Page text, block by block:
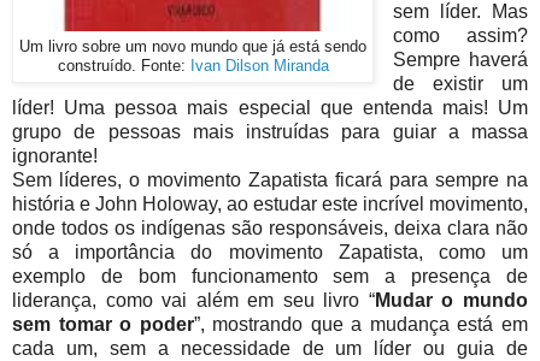
Um livro sobre um novo mundo que já está sendo
construído. Fonte:
Ivan Dilson Miranda
sem líder. Mas
como assim?
Sempre haverá
de existir um
líder! Uma pessoa mais especial que entenda mais! Um
grupo de pessoas mais instruídas para guiar a massa
ignorante!
Sem líderes, o movimento Zapatista ficará para sempre na
história e John Holoway, ao estudar este incrível movimento,
onde todos os indígenas são responsáveis, deixa clara não
só a importância do movimento Zapatista, como um
exemplo de bom funcionamento sem a presença de
liderança, como vai além em seu livro “Mudar o mundo
sem tomar o poder”, mostrando que a mudança está em
cada um, sem a necessidade de um líder ou guia de